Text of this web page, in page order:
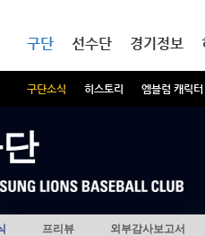
구단
구단소식 히스토리 엠블럼 캐릭터
선수단 경기정보
프리뷰 외부감사보고서